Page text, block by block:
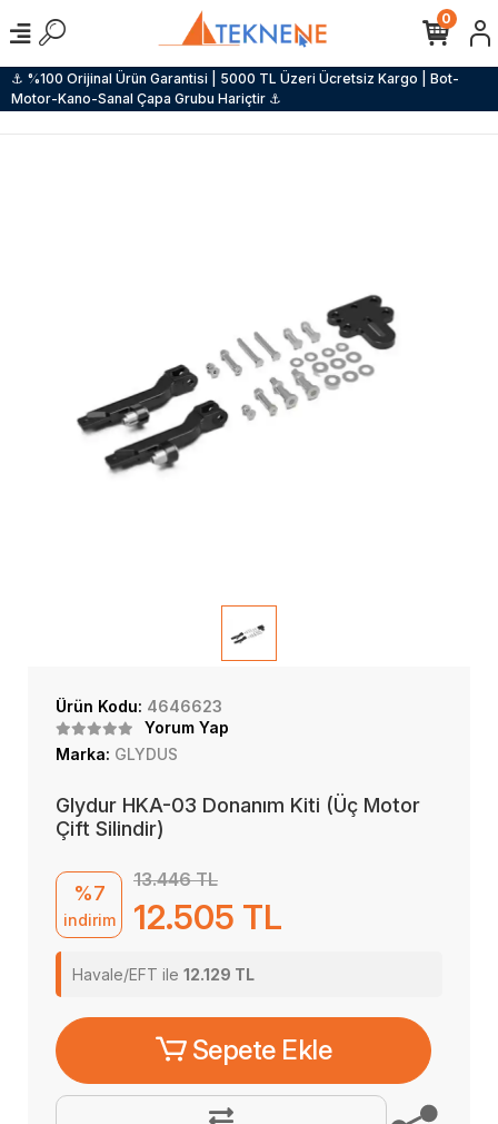
⚓ %100 Orijinal Ürün Garantisi | 5000 TL Üzeri Ücretsiz Kargo | Bot-
Motor-Kano-Sanal Çapa Grubu Hariçtir ⚓
0
Ürün Kodu: 4646623
Yorum Yap
Marka: GLYDUS
Glydur HKA-03 Donanım Kiti (Üç Motor
Çift Silindir)
%7
indirim
13.446 TL
12.505 TL
Havale/EFT ile 12.129 TL
Sepete Ekle